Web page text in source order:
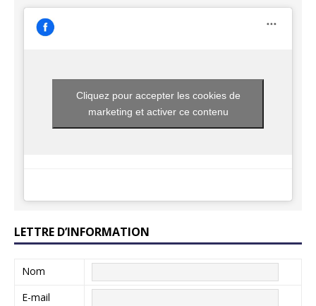
Cliquez pour accepter les cookies de
marketing et activer ce contenu
LETTRE D’INFORMATION
Nom
E-mail